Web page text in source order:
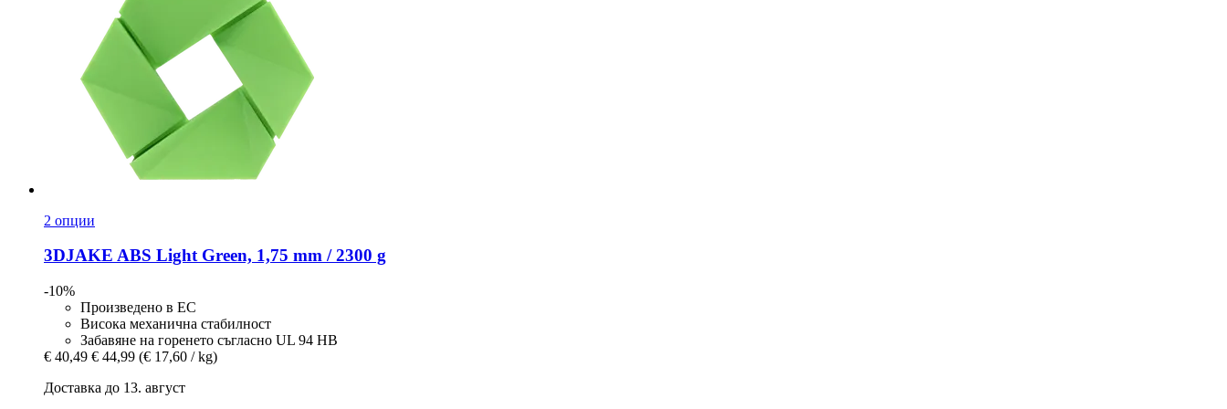
2 опции
3DJAKE ABS Light Green, 1,75 mm / 2300 g
-10%
Произведено в ЕС
Висока механична стабилност
Забавяне на горенето съгласно UL 94 HB
€ 40,49 € 44,99 (€ 17,60 / kg)
Доставка до 13. август